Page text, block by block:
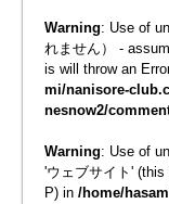
Warning: Use of
れません） -
is will throw an
mi/nanisore-
nesnow2/
Warning: Use of
'ウェブサイト'
P) in /home/